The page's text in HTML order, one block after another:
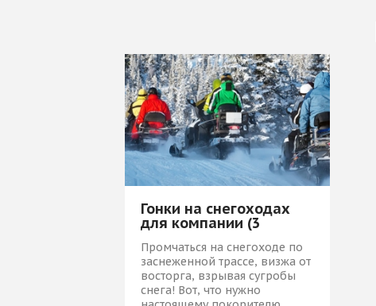
Гонки на снегоходах
для компании (3
Промчаться на снегоходе по
заснеженной трассе, визжа от
восторга, взрывая сугробы
снега! Вот, что нужно